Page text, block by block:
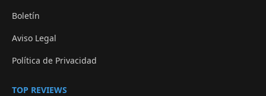
Boletín
Aviso Legal
Política de Privacidad
TOP REVIEWS